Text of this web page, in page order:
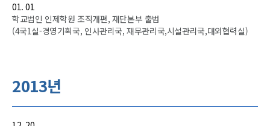
01. 01
학교법인 인제학원 조직개편, 재단본부 출범
(4국1실-경영기획국, 인사관리국, 재무관리국,시설관리국,대외협력실)
2013년